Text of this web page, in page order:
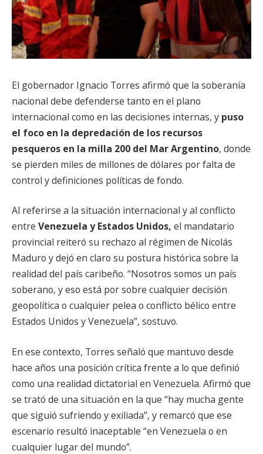
El gobernador Ignacio Torres afirmó que la soberanía
nacional debe defenderse tanto en el plano
internacional como en las decisiones internas, y puso
el foco en la depredación de los recursos
pesqueros en la milla 200 del Mar Argentino, donde
se pierden miles de millones de dólares por falta de
control y definiciones políticas de fondo.
Al referirse a la situación internacional y al conflicto
entre Venezuela y Estados Unidos, el mandatario
provincial reiteró su rechazo al régimen de Nicolás
Maduro y dejó en claro su postura histórica sobre la
realidad del país caribeño. “Nosotros somos un país
soberano, y eso está por sobre cualquier decisión
geopolítica o cualquier pelea o conflicto bélico entre
Estados Unidos y Venezuela”, sostuvo.
En ese contexto, Torres señaló que mantuvo desde
hace años una posición crítica frente a lo que definió
como una realidad dictatorial en Venezuela. Afirmó que
se trató de una situación en la que “hay mucha gente
que siguió sufriendo y exiliada”, y remarcó que ese
escenario resultó inaceptable “en Venezuela o en
cualquier lugar del mundo”.